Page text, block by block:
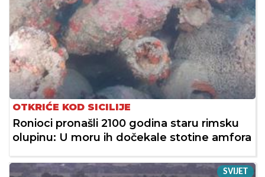
OTKRIĆE KOD SICILIJE
Ronioci pronašli 2100 godina staru rimsku
olupinu: U moru ih dočekale stotine amfora
SVIJET